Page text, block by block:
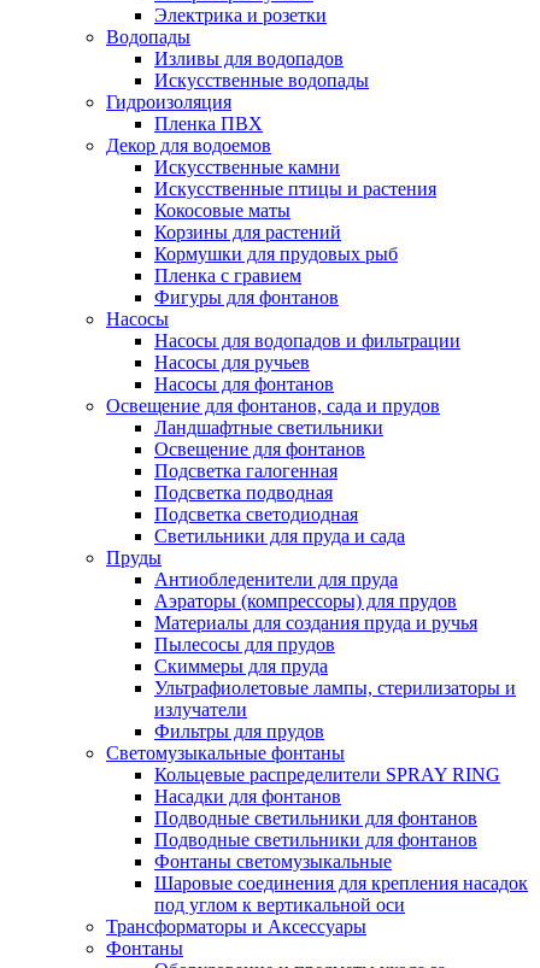
Электрика и розетки
Водопады
Изливы для водопадов
Искусственные водопады
Гидроизоляция
Пленка ПВХ
Декор для водоемов
Искусственные камни
Искусственные птицы и растения
Кокосовые маты
Корзины для растений
Кормушки для прудовых рыб
Пленка с гравием
Фигуры для фонтанов
Насосы
Насосы для водопадов и фильтрации
Насосы для ручьев
Насосы для фонтанов
Освещение для фонтанов, сада и прудов
Ландшафтные светильники
Освещение для фонтанов
Подсветка галогенная
Подсветка подводная
Подсветка светодиодная
Светильники для пруда и сада
Пруды
Антиобледенители для пруда
Аэраторы (компрессоры) для прудов
Материалы для создания пруда и ручья
Пылесосы для прудов
Скиммеры для пруда
Ультрафиолетовые лампы, стерилизаторы и
излучатели
Фильтры для прудов
Светомузыкальные фонтаны
Кольцевые распределители SPRAY RING
Насадки для фонтанов
Подводные светильники для фонтанов
Подводные светильники для фонтанов
Фонтаны светомузыкальные
Шаровые соединения для крепления насадок
под углом к вертикальной оси
Трансформаторы и Аксессуары
Фонтаны